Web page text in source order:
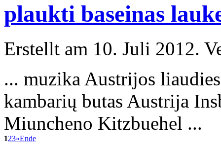
plaukti baseinas
Erstellt am 10. Juli 2012.
... muzika Austrijos
kambarių butas Austrija
Miuncheno Kitzbuehel ...
123»Ende